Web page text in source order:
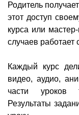
Родитель
этот доступ
курса или
случаев
Каждый курс
видео, аудио,
части уроков
Результаты